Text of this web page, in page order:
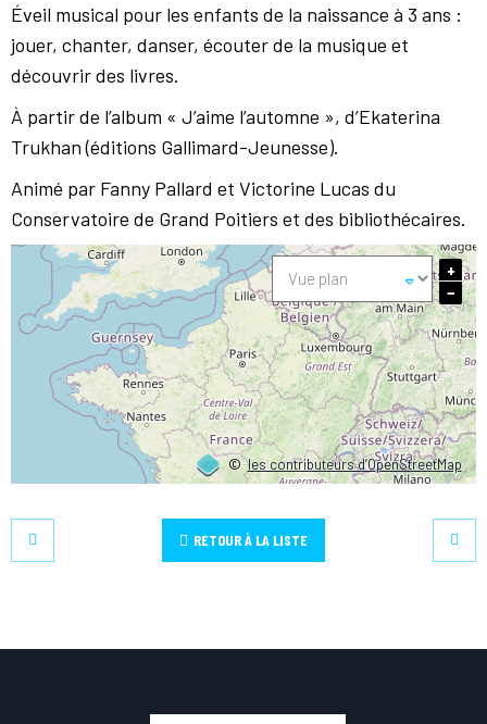
Éveil musical pour les enfants de la naissance à 3 ans :
jouer, chanter, danser, écouter de la musique et
découvrir des livres.
À partir de l’album « J’aime l’automne », d’Ekaterina
Trukhan (éditions Gallimard-Jeunesse).
Animé par Fanny Pallard et Victorine Lucas du
Conservatoire de Grand Poitiers et des bibliothécaires.
©les contributeurs d’OpenStreetMap
+
−
RETOUR À LA LISTE